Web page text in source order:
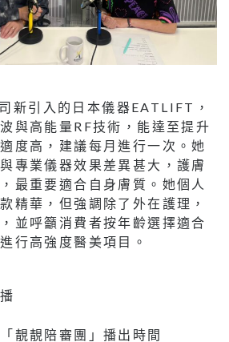
新引入的日本儀器EATLIFT，
與高能量RF技術，能達至提升
度高，建議每月進行一次。她
專業儀器效果差異甚大，護膚
最重要適合自身膚質。她個人
精華，但強調除了外在護理，
並呼籲消費者按年齡選擇適合
行高強度醫美項目。
靚靚陪審團」播出時間